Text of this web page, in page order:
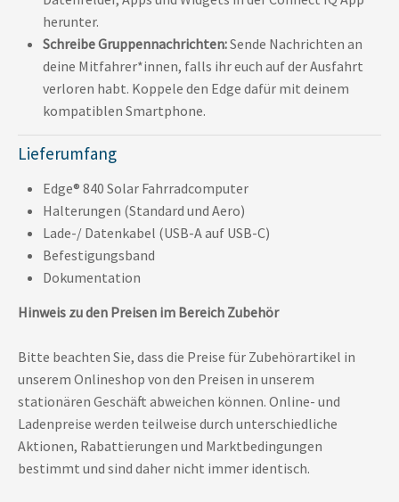
herunter.
Schreibe Gruppennachrichten:Sende Nachrichten an
deine Mitfahrer*innen, falls ihr euch auf der Ausfahrt
verloren habt. Koppele den Edge dafür mit deinem
kompatiblen Smartphone.
Lieferumfang
Edge® 840 Solar Fahrradcomputer
Halterungen (Standard und Aero)
Lade-/ Datenkabel (USB-A auf USB-C)
Befestigungsband
Dokumentation
Hinweis zu den Preisen im Bereich Zubehör
Bitte beachten Sie, dass die Preise für Zubehörartikel in
unserem Onlineshop von den Preisen in unserem
stationären Geschäft abweichen können. Online- und
Ladenpreise werden teilweise durch unterschiedliche
Aktionen, Rabattierungen und Marktbedingungen
bestimmt und sind daher nicht immer identisch.